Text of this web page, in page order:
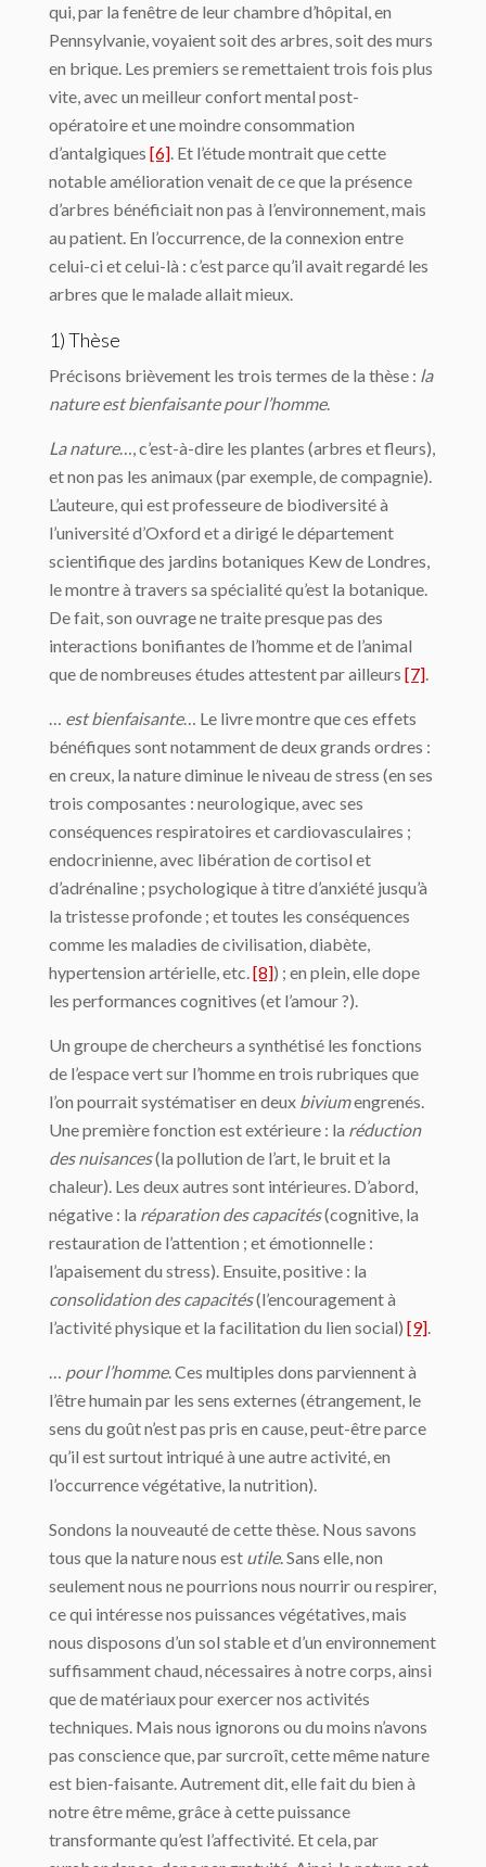
qui, par la fenêtre de leur chambre d’hôpital, en
Pennsylvanie, voyaient soit des arbres, soit des murs
en brique. Les premiers se remettaient trois fois plus
vite, avec un meilleur confort mental post-
opératoire et une moindre consommation
d’antalgiques [6]. Et l’étude montrait que cette
notable amélioration venait de ce que la présence
d’arbres bénéficiait non pas à l’environnement, mais
au patient. En l’occurrence, de la connexion entre
celui-ci et celui-là : c’est parce qu’il avait regardé les
arbres que le malade allait mieux.
1) Thèse
Précisons brièvement les trois termes de la thèse : la
nature est bienfaisante pour l’homme.
La nature…, c’est-à-dire les plantes (arbres et fleurs),
et non pas les animaux (par exemple, de compagnie).
L’auteure, qui est professeure de biodiversité à
l’université d’Oxford et a dirigé le département
scientifique des jardins botaniques Kew de Londres,
le montre à travers sa spécialité qu’est la botanique.
De fait, son ouvrage ne traite presque pas des
interactions bonifiantes de l’homme et de l’animal
que de nombreuses études attestent par ailleurs [7].
… est bienfaisante… Le livre montre que ces effets
bénéfiques sont notamment de deux grands ordres :
en creux, la nature diminue le niveau de stress (en ses
trois composantes : neurologique, avec ses
conséquences respiratoires et cardiovasculaires ;
endocrinienne, avec libération de cortisol et
d’adrénaline ; psychologique à titre d’anxiété jusqu’à
la tristesse profonde ; et toutes les conséquences
comme les maladies de civilisation, diabète,
hypertension artérielle, etc.[8]) ; en plein, elle dope
les performances cognitives (et l’amour ?).
Un groupe de chercheurs a synthétisé les fonctions
de l’espace vert sur l’homme en trois rubriques que
l’on pourrait systématiser en deux biviumengrenés.
Une première fonction est extérieure : la réduction
des nuisances(la pollution de l’art, le bruit et la
chaleur). Les deux autres sont intérieures. D’abord,
négative : la réparation des capacités(cognitive, la
restauration de l’attention ; et émotionnelle :
l’apaisement du stress). Ensuite, positive : la
consolidation des capacités(l’encouragement à
l’activité physique et la facilitation du lien social) [9].
… pour l’homme. Ces multiples dons parviennent à
l’être humain par les sens externes (étrangement, le
sens du goût n’est pas pris en cause, peut-être parce
qu’il est surtout intriqué à une autre activité, en
l’occurrence végétative, la nutrition).
Sondons la nouveauté de cette thèse. Nous savons
tous que la nature nous est utile. Sans elle, non
seulement nous ne pourrions nous nourrir ou respirer,
ce qui intéresse nos puissances végétatives, mais
nous disposons d’un sol stable et d’un environnement
suffisamment chaud, nécessaires à notre corps, ainsi
que de matériaux pour exercer nos activités
techniques. Mais nous ignorons ou du moins n’avons
pas conscience que, par surcroît, cette même nature
est bien-faisante. Autrement dit, elle fait du bien à
notre être même, grâce à cette puissance
transformante qu’est l’affectivité. Et cela, par